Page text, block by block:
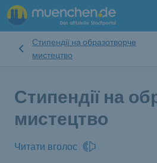
Стипендії на образотворче
мистецтво
Стипендії на
мистецтво
Читати вголос